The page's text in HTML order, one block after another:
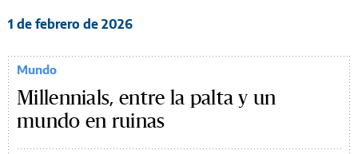
1 de febrero de 2026
Mundo
Millennials, entre la palta y un
mundo en ruinas